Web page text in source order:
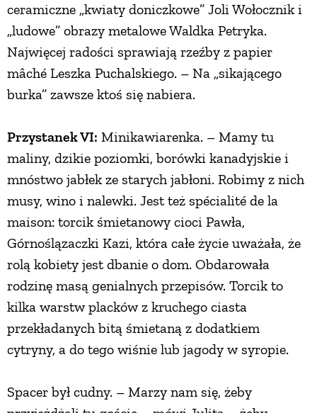
ceramiczne „kwiaty doniczkowe” Joli Wołocznik i
„ludowe” obrazy metalowe Waldka Petryka.
Najwięcej radości sprawiają rzeźby z papier
mâché Leszka Puchalskiego. – Na „sikającego
burka” zawsze ktoś się nabiera.
Przystanek VI: Minikawiarenka. – Mamy tu
maliny, dzikie poziomki, borówki kanadyjskie i
mnóstwo jabłek ze starych jabłoni. Robimy z nich
musy, wino i nalewki. Jest też spécialité de la
maison: torcik śmietanowy cioci Pawła,
Górnoślązaczki Kazi, która całe życie uważała, że
rolą kobiety jest dbanie o dom. Obdarowała
rodzinę masą genialnych przepisów. Torcik to
kilka warstw placków z kruchego ciasta
przekładanych bitą śmietaną z dodatkiem
cytryny, a do tego wiśnie lub jagody w syropie.
Spacer był cudny. – Marzy nam się, żeby